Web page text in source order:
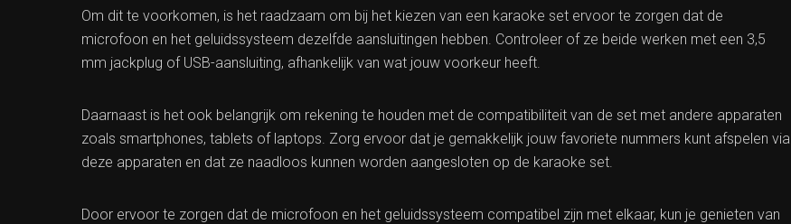
Om dit te voorkomen, is het raadzaam om bij het kiezen van een karaoke set ervoor te zorgen dat de
microfoon en het geluidssysteem dezelfde aansluitingen hebben. Controleer of ze beide werken met een 3,5
mm jackplug of USB-aansluiting, afhankelijk van wat jouw voorkeur heeft.
Daarnaast is het ook belangrijk om rekening te houden met de compatibiliteit van de set met andere apparaten
zoals smartphones, tablets of laptops. Zorg ervoor dat je gemakkelijk jouw favoriete nummers kunt afspelen via
deze apparaten en dat ze naadloos kunnen worden aangesloten op de karaoke set.
Door ervoor te zorgen dat de microfoon en het geluidssysteem compatibel zijn met elkaar, kun je genieten van